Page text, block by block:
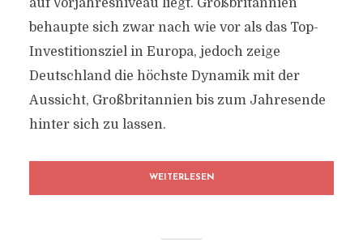
auf Vorjahresniveau liegt. Großbritannien
behaupte sich zwar nach wie vor als das Top-
Investitionsziel in Europa, jedoch zeige
Deutschland die höchste Dynamik mit der
Aussicht, Großbritannien bis zum Jahresende
hinter sich zu lassen.
WEITERLESEN